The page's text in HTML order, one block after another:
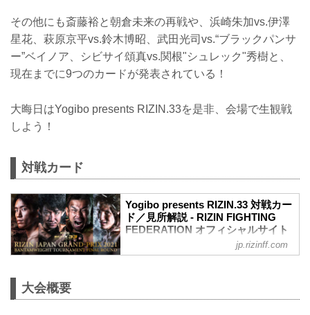
その他にも斎藤裕と朝倉未来の再戦や、浜崎朱加vs.伊澤
星花、萩原京平vs.鈴木博昭、武田光司vs.“ブラックパンサ
ー”ベイノア、シビサイ頌真vs.関根"シュレック"秀樹と、
現在までに9つのカードが発表されている！
大晦日はYogibo presents RIZIN.33を是非、会場で生観戦
しよう！
対戦カード
Yogibo presents RIZIN.33 対戦カー
ド／見所解説 - RIZIN FIGHTING
FEDERATION オフィシャルサイト
RIZINマッチメイク担当のチャーリーが対
前に是非チェックしておこう！
jp.rizinff.com
大会概要